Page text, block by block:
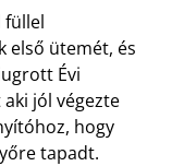
füllel
első ütemét, és
Évi
jól végezte
hogy
tapadt.